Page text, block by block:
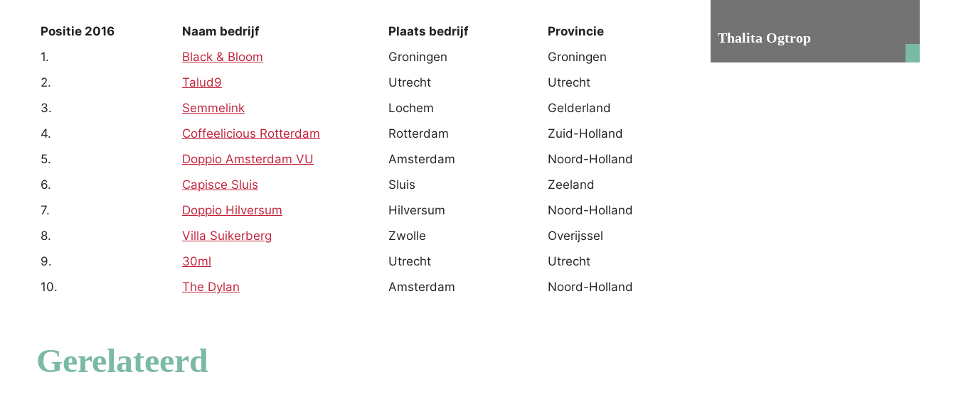
Positie 2016 Naam bedrijf Plaats bedrijf
Provincie
1.
Black & Bloom Groningen
Groningen
2.
Talud9 Utrecht
Utrecht
3.
Semmelink Lochem
Gelderland
4.
Coffeelicious Rotterdam Rotterdam
Zuid-Holland
5.
Doppio Amsterdam VU Amsterdam
Noord-Holland
6.
Capisce Sluis Sluis
Zeeland
7.
Doppio Hilversum Hilversum
Noord-Holland
8.
Villa Suikerberg Zwolle
Overijssel
9.
30ml Utrecht
Utrecht
10.
The Dylan Amsterdam Noord-Holland
Thalita Ogtrop
Gerelateerd